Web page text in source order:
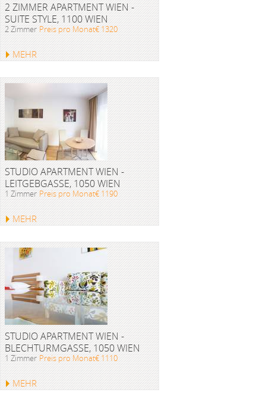
2 ZIMMER APARTMENT WIEN -
SUITE STYLE, 1100 WIEN
2 Zimmer Preis pro Monat€ 1320
MEHR
STUDIO APARTMENT WIEN -
LEITGEBGASSE, 1050 WIEN
1 Zimmer Preis pro Monat€ 1190
MEHR
STUDIO APARTMENT WIEN -
BLECHTURMGASSE, 1050 WIEN
1 Zimmer Preis pro Monat€ 1110
MEHR